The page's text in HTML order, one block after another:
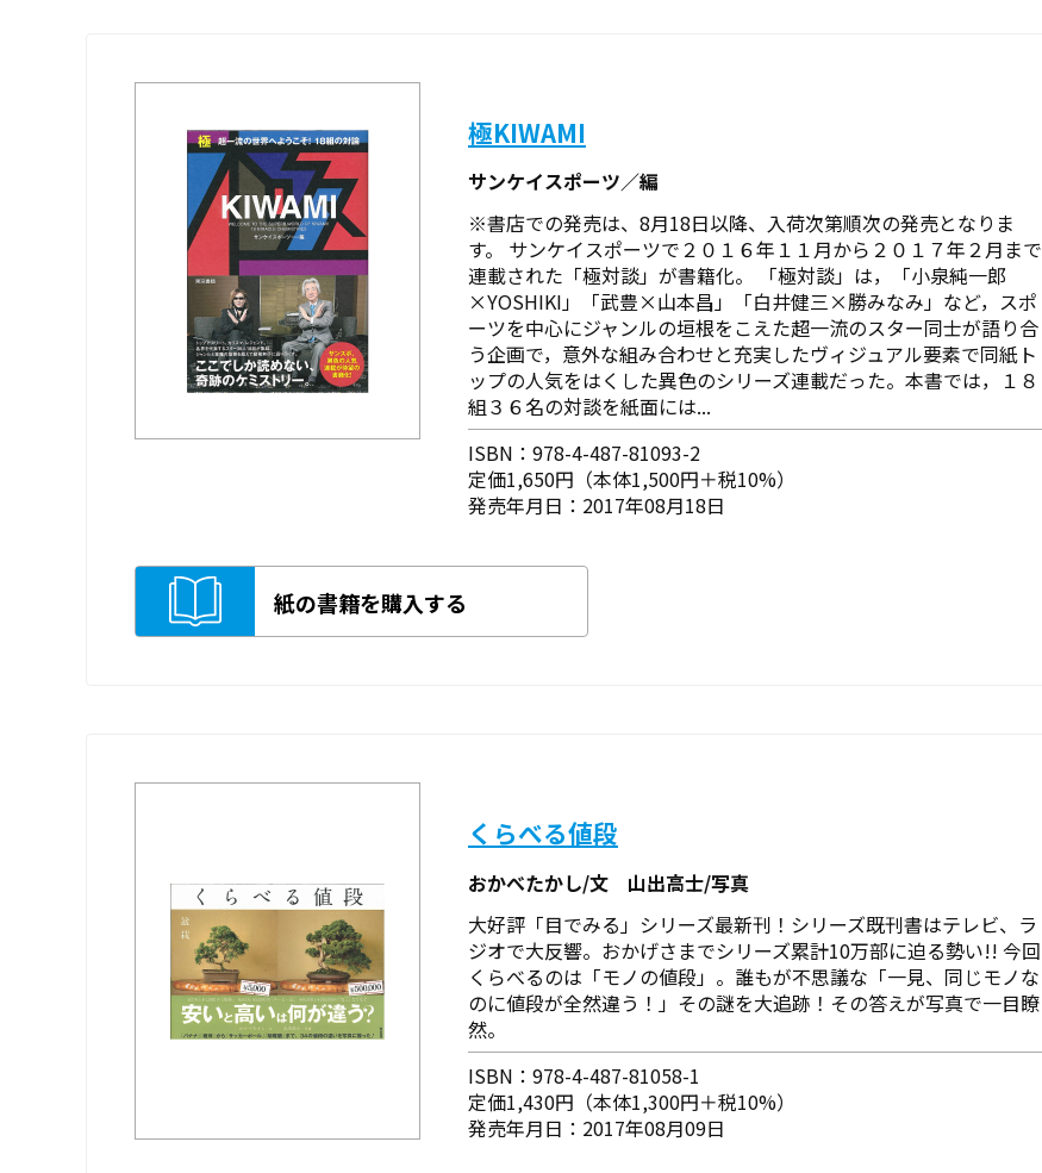
極KIWAMI
サンケイスポーツ／編
※書店での発売は、8月18日以降、入荷次第順次の発売となりま
す。 サンケイスポーツで２０１６年１１月から２０１７年２月まで
連載された「極対談」が書籍化。 「極対談」は，「小泉純一郎
×YOSHIKI」「武豊×山本昌」「白井健三×勝みなみ」など，スポ
ーツを中心にジャンルの垣根をこえた超一流のスター同士が語り合
う企画で，意外な組み合わせと充実したヴィジュアル要素で同紙ト
ップの人気をはくした異色のシリーズ連載だった。本書では，１８
組３６名の対談を紙面には...
ISBN：978-4-487-81093-2
定価1,650円（本体1,500円＋税10%）
発売年月日：2017年08月18日
紙の書籍を購入する
くらべる値段
おかべたかし/文 山出高士/写真
大好評「目でみる」シリーズ最新刊！シリーズ既刊書はテレビ、ラ
ジオで大反響。おかげさまでシリーズ累計10万部に迫る勢い!! 今回
くらべるのは「モノの値段」。誰もが不思議な「一見、同じモノな
のに値段が全然違う！」その謎を大追跡！その答えが写真で一目瞭
然。
ISBN：978-4-487-81058-1
定価1,430円（本体1,300円＋税10%）
発売年月日：2017年08月09日